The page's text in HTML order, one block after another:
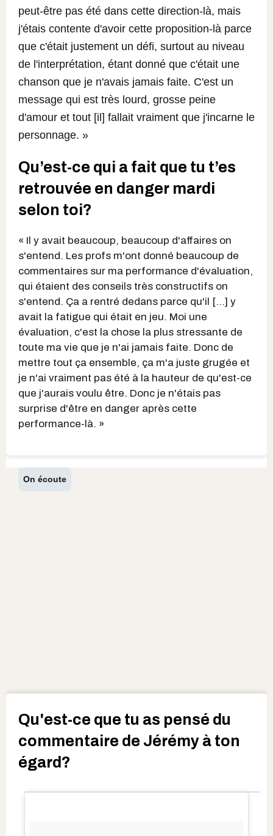
peut-être pas été dans cette direction-là, mais
j'étais contente d'avoir cette proposition-là parce
que c'était justement un défi, surtout au niveau
de l'interprétation, étant donné que c'était une
chanson que je n'avais jamais faite. C'est un
message qui est très lourd, grosse peine
d'amour et tout [il] fallait vraiment que j'incarne le
personnage. »
Qu’est-ce qui a fait que tu t’es
retrouvée en danger mardi
selon toi?
« Il y avait beaucoup, beaucoup d'affaires on
s'entend. Les profs m'ont donné beaucoup de
commentaires sur ma performance d'évaluation,
qui étaient des conseils très constructifs on
s'entend. Ça a rentré dedans parce qu'il [...] y
avait la fatigue qui était en jeu. Moi une
évaluation, c'est la chose la plus stressante de
toute ma vie que je n'ai jamais faite. Donc de
mettre tout ça ensemble, ça m'a juste grugée et
je n'ai vraiment pas été à la hauteur de qu'est-ce
que j'aurais voulu être. Donc je n'étais pas
surprise d'être en danger après cette
performance-là. »
On écoute
Qu'est-ce que tu as pensé du
commentaire de Jérémy à ton
égard?